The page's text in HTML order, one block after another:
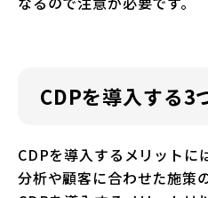
CDPを導入する3
CDPを導入するメリットに
分析や顧客に合わせた施策